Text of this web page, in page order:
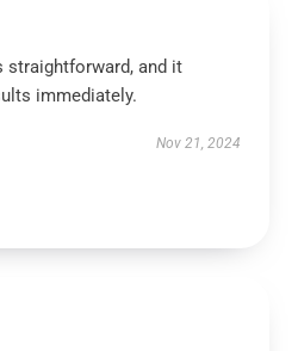
straightforward, and it
immediately.
Nov 21, 2024